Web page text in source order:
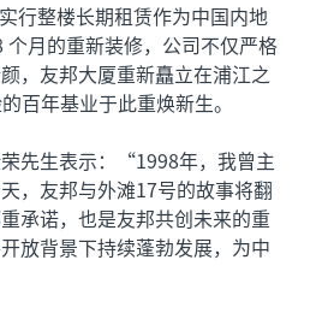
行整楼长期租赁作为中国内地
月的重新装修，公司不仅严格
，友邦大厦重新矗立在浦江之
百年基业于此重焕新生。
先生表示：“1998年，我曾主
，友邦与外滩17号的故事将翻
承诺，也是友邦共创未来的重
放背景下持续蓬勃发展，为中